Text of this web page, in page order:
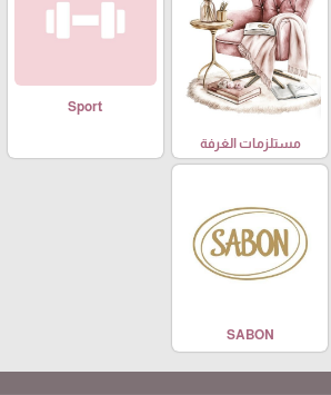
مستلزمات الغرفة
Sport
SABON